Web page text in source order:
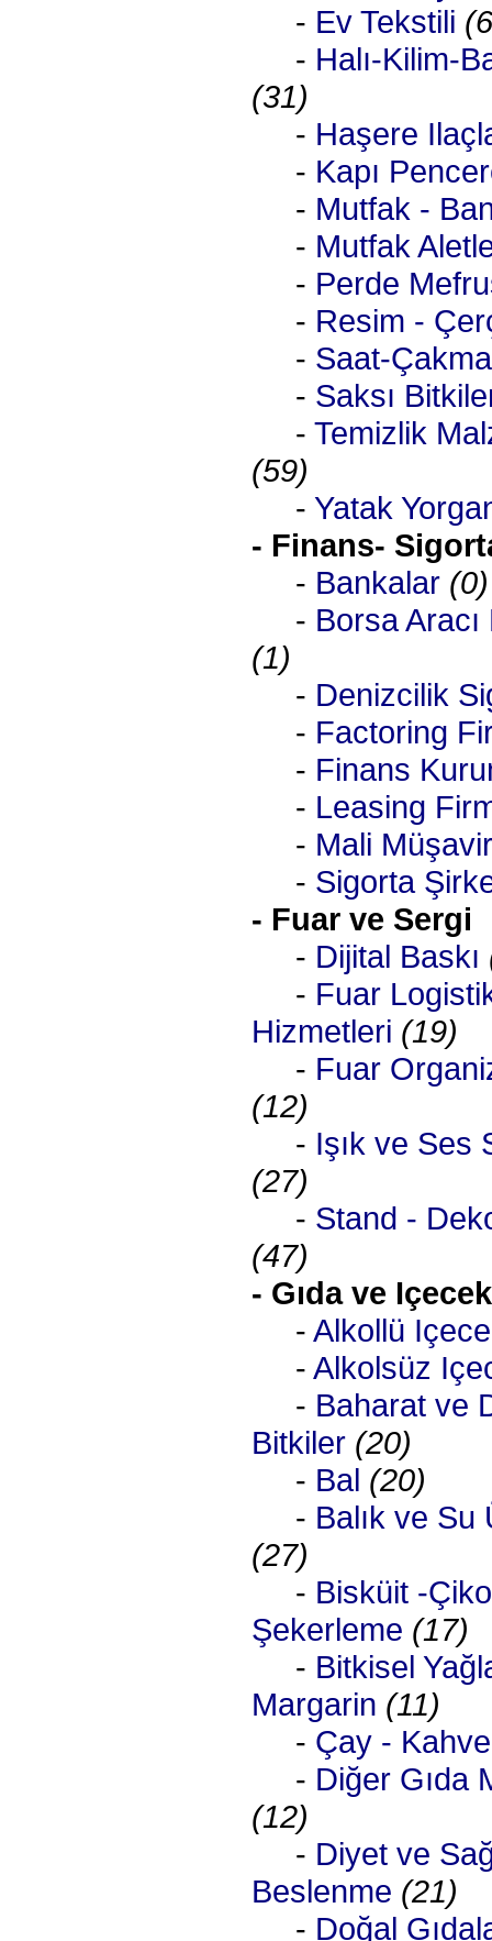
- Ev Tekstili
- Halı-Kilim-
(31)
- Haşere
- Kapı
- Mutfak -
- Mutfak
- Perde
- Resim -
- Saat-
- Saksı
- Temizlik
(59)
- Yatak
- Finans-
- Bankalar (0)
- Borsa Aracı
(1)
- Denizcilik
- Factoring
- Finans
- Leasing
- Mali
- Sigorta
- Fuar ve Sergi
- Dijital Baskı
- Fuar
Hizmetleri (19)
- Fuar
(12)
- Işık ve Ses
(27)
- Stand -
(47)
- Gıda ve Içecek
- Alkollü
- Alkolsüz
- Baharat ve
Bitkiler (20)
- Bal (20)
- Balık ve Su
(27)
- Bisküit -
Şekerleme (17)
- Bitkisel
Margarin (11)
- Çay - Kahve
- Diğer Gıda
(12)
- Diyet ve
Beslenme (21)
- Doğal